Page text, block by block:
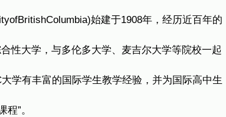
始建于1908年，经历近百年的
性大学，与多伦多大学、麦吉尔大学等院校一起
学有丰富的国际学生教学经验，并为国际高中生
”。